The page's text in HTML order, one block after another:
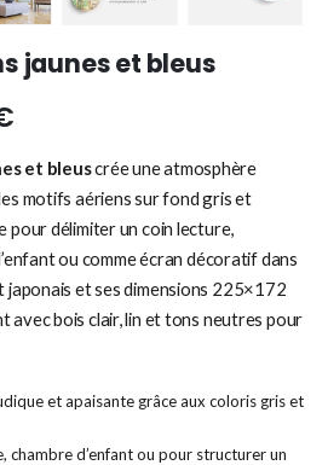
jaunes et bleus
et bleuscrée une atmosphère
motifs aériens sur fond gris et
pour délimiter un coin lecture,
ou comme écran décoratif dans
japonais et ses dimensions 225×172
avec bois clair, lin et tons neutres pour
et apaisante grâce aux coloris gris et
chambre d’enfant ou pour structurer un